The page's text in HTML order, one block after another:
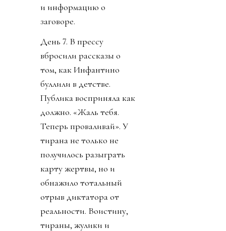
и информацию о
заговоре.
День 7. В прессу
вбросили рассказы о
том, как Инфантино
буллили в детстве.
Публика восприняла как
должно. «Жаль тебя.
Теперь проваливай». У
тирана не только не
получилось разыграть
карту жертвы, но и
обнажило тотальный
отрыв диктатора от
реальности. Воистину,
тираны, жулики и